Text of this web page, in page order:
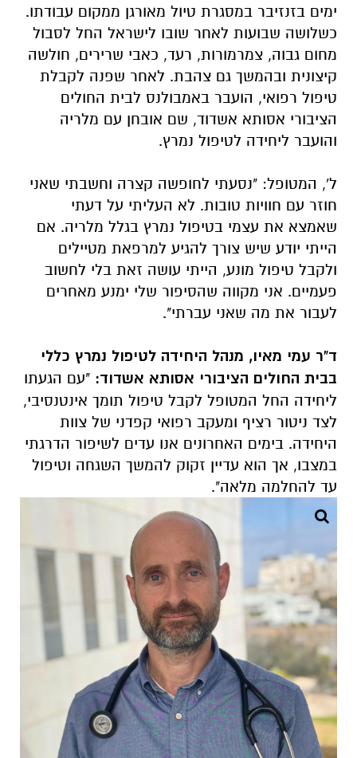
ימים בזנזיבר במסגרת טיול מאורגן ממקום עבודתו.
כשלושה שבועות לאחר שובו לישראל החל לסבול
מחום גבוה, צמרמורות, רעד, כאבי שרירים, חולשה
קיצונית ובהמשך גם צהבת. לאחר שפנה לקבלת
טיפול רפואי, הועבר באמבולנס לבית החולים
הציבורי אסותא אשדוד, שם אובחן עם מלריה
והועבר ליחידה לטיפול נמרץ.
ל', המטופל: "נסעתי לחופשה קצרה וחשבתי שאני
חוזר עם חוויות טובות. לא העליתי על דעתי
שאמצא את עצמי בטיפול נמרץ בגלל מלריה. אם
הייתי יודע שיש צורך להגיע למרפאת מטיילים
ולקבל טיפול מונע, הייתי עושה זאת בלי לחשוב
פעמיים. אני מקווה שהסיפור שלי ימנע מאחרים
לעבור את מה שאני עברתי".
ד"ר עמי מאיו, מנהל היחידה לטיפול נמרץ כללי
בבית החולים הציבורי אסותא אשדוד: "עם הגעתו
ליחידה החל המטופל לקבל טיפול תומך אינטנסיבי,
לצד ניטור רציף ומעקב רפואי קפדני של צוות
היחידה. בימים האחרונים אנו עדים לשיפור הדרגתי
במצבו, אך הוא עדיין זקוק להמשך השגחה וטיפול
עד להחלמה מלאה".